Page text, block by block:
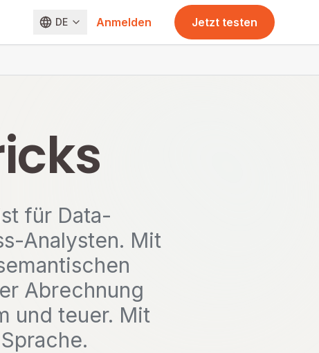
DE Anmelden Jetzt testen
für Data-
Analysten. Mit
Abrechnung
und teuer. Mit